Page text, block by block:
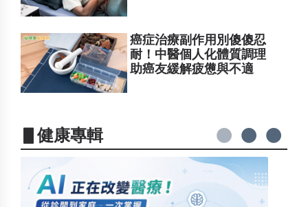
癌症治療副作用別傻傻忍
耐！中醫個人化體質調理
助癌友緩解疲憊與不適
▋健康專輯